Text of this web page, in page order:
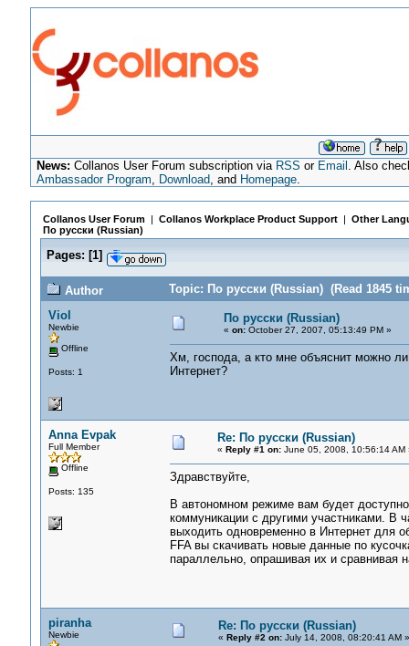
News: Collanos User Forum subscription via RSS or Email . Also
Ambassador Program, Download, and Homepage.
Collanos User Forum| Collanos Workplace Product Support| Other
По русски (Russian)
Pages: [1]
Author
Topic: По русски (Russian) (Read 1845
Viol
Newbie
Offline
Posts: 1
По русски (Russian)
« on:October 27, 2007, 05:13:49 PM »
Хм, господа, а кто мне объяснит можно
Интернет?
Anna Evpak
Full Member
Offline
Posts: 135
Re: По русски (Russian)
« Reply #1 on:June 05, 2008, 10:56:14 AM
Здравствуйте,
В автономном режиме вам будет
коммуникации с другими участниками. В
выходить одновременно в Интернет для
FFA вы скачивать новые данные по
параллельно, опрашивая их и сравнивая
piranha
Newbie
Re: По русски (Russian)
« Reply #2 on:July 14, 2008, 08:20:41 AM »